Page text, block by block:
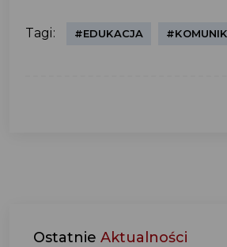
Tagi: #EDUKACJA
Ostatnie Aktualności